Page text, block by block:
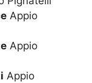
Appio
Appio
Appio